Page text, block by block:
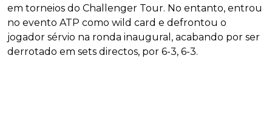
em torneios do Challenger Tour. No entanto, entrou
no evento ATP como wild card e defrontou o
jogador sérvio na ronda inaugural, acabando por ser
derrotado em sets directos, por 6-3, 6-3.